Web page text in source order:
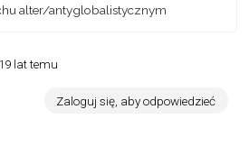
alter/antyglobalistycznym
19 lat temu
Zaloguj się, aby odpowiedzieć